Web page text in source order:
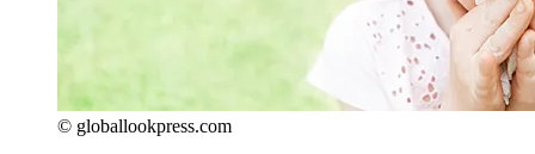
© globallookpress.com